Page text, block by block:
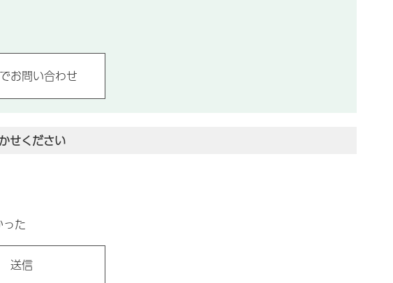
せください
た